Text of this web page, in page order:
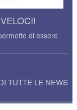
di essere
TUTTE LE NEWS